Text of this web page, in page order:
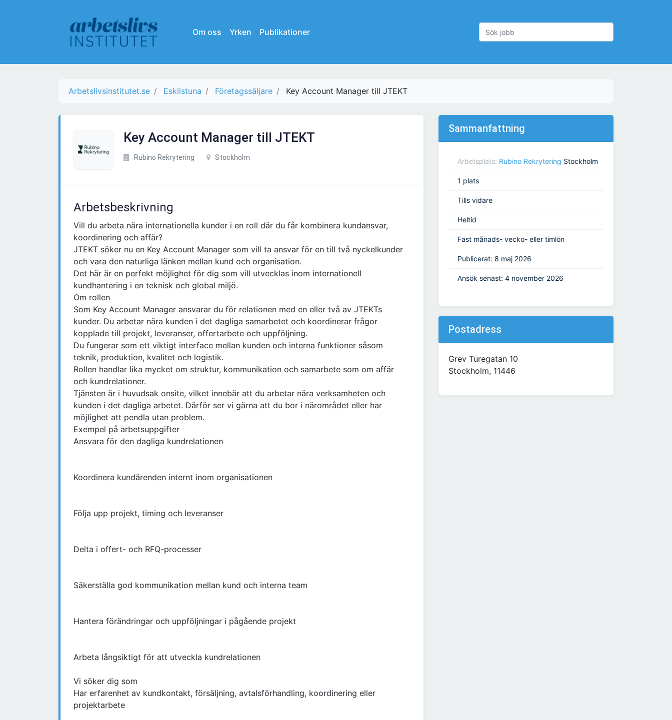
Om oss Yrken Publikationer
Arbetslivsinstitutet.se Eskilstuna Företagssäljare Key Account Manager till JTEKT
Key Account Manager till JTEKT
Rubino Rekrytering Stockholm
Arbetsbeskrivning
Vill du arbeta nära internationella kunder i en roll där du får kombinera kundansvar,
koordinering och affär?
JTEKT söker nu en Key Account Manager som vill ta ansvar för en till två nyckelkunder
och vara den naturliga länken mellan kund och organisation.
Det här är en perfekt möjlighet för dig som vill utvecklas inom internationell
kundhantering i en teknisk och global miljö.
Om rollen
Som Key Account Manager ansvarar du för relationen med en eller två av JTEKTs
kunder. Du arbetar nära kunden i det dagliga samarbetet och koordinerar frågor
kopplade till projekt, leveranser, offertarbete och uppföljning.
Du fungerar som ett viktigt interface mellan kunden och interna funktioner såsom
teknik, produktion, kvalitet och logistik.
Rollen handlar lika mycket om struktur, kommunikation och samarbete som om affär
och kundrelationer.
Tjänsten är i huvudsak onsite, vilket innebär att du arbetar nära verksamheten och
kunden i det dagliga arbetet. Därför ser vi gärna att du bor i närområdet eller har
möjlighet att pendla utan problem.
Exempel på arbetsuppgifter
Ansvara för den dagliga kundrelationen
Koordinera kundärenden internt inom organisationen
Följa upp projekt, timing och leveranser
Delta i offert- och RFQ-processer
Säkerställa god kommunikation mellan kund och interna team
Hantera förändringar och uppföljningar i pågående projekt
Arbeta långsiktigt för att utveckla kundrelationen
Vi söker dig som
Har erfarenhet av kundkontakt, försäljning, avtalsförhandling, koordinering eller
projektarbete
Sammanfattning
Arbetsplats: Rubino Rekrytering Stockholm
1 plats
Tills vidare
Heltid
Fast månads- vecko- eller timlön
Publicerat: 8 maj 2026
Ansök senast: 4 november 2026
Postadress
Grev Turegatan 10
Stockholm, 11446